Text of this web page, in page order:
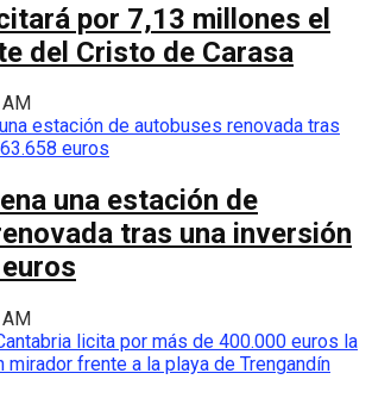
por 7,13 millones el
del Cristo de Carasa
una estación de
tras una inversión